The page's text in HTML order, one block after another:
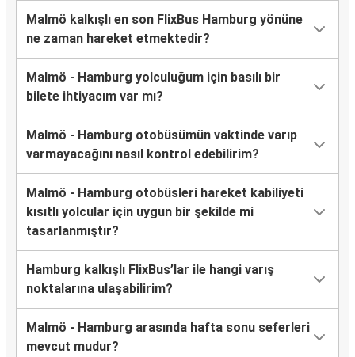
Malmö kalkışlı en son FlixBus Hamburg yönüne
ne zaman hareket etmektedir?
Malmö - Hamburg yolculuğum için basılı bir
bilete ihtiyacım var mı?
Malmö - Hamburg otobüsümün vaktinde varıp
varmayacağını nasıl kontrol edebilirim?
Malmö - Hamburg otobüsleri hareket kabiliyeti
kısıtlı yolcular için uygun bir şekilde mi
tasarlanmıştır?
Hamburg kalkışlı FlixBus’lar ile hangi varış
noktalarına ulaşabilirim?
Malmö - Hamburg arasında hafta sonu seferleri
mevcut mudur?